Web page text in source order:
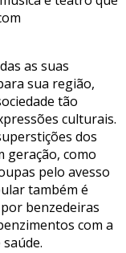
as suas
sua região,
tão
culturais.
dos
geração, como
pelo avesso
também é
benzedeiras
com a